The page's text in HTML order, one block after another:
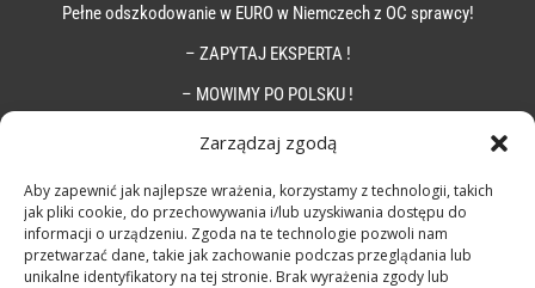
Zarządzaj zgodą
Aby zapewnić jak najlepsze wrażenia, korzystamy z technologii, takich
jak pliki cookie, do przechowywania i/lub uzyskiwania dostępu do
informacji o urządzeniu. Zgoda na te technologie pozwoli nam
przetwarzać dane, takie jak zachowanie podczas przeglądania lub
unikalne identyfikatory na tej stronie. Brak wyrażenia zgody lub
Pełne odszkodowanie w EURO w Niemczech z OC sprawcy!
– ZAPYTAJ EKSPERTA !
– MOWIMY PO POLSKU !